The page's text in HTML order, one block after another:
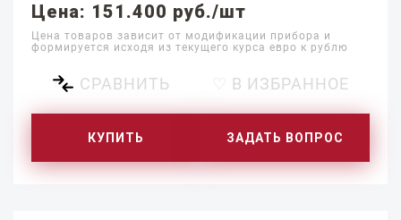
Цена: 151.400 руб./шт
Цена товаров зависит от модификации прибора и
формируется исходя из текущего курса евро к рублю
СРАВНИТЬ ♡ В ИЗБРАННОЕ
КУПИТЬ ЗАДАТЬ ВОПРОС